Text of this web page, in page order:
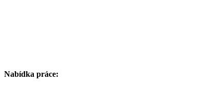
Nabídka práce: